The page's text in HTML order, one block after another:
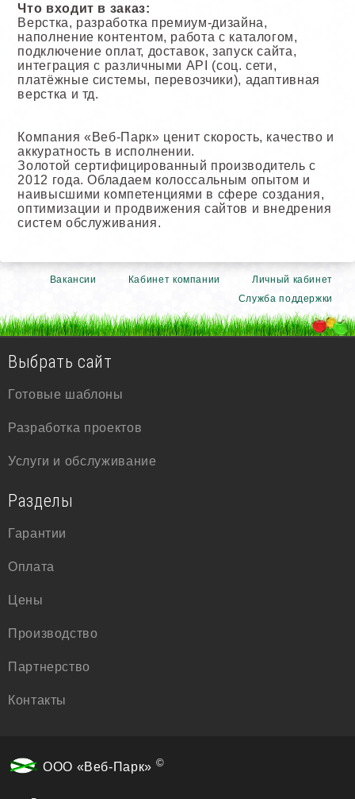
Что входит в заказ:
Верстка, разработка премиум-дизайна,
наполнение контентом, работа с каталогом,
подключение оплат, доставок, запуск сайта,
интеграция с различными API (соц. сети,
платёжные системы, перевозчики), адаптивная
верстка и тд.
Компания «Веб-Парк» ценит скорость, качество и
аккуратность в исполнении.
Золотой сертифицированный производитель с
2012 года. Обладаем колоссальным опытом и
наивысшими компетенциями в сфере создания,
оптимизации и продвижения сайтов и внедрения
систем обслуживания.
Вакансии Кабинет компании
Личный кабинет
Служба поддержки
Выбрать сайт
Готовые шаблоны
Разработка проектов
Услуги и обслуживание
Разделы
Гарантии
Оплата
Цены
Производство
Партнерство
Контакты
ООО «Веб-Парк» ©